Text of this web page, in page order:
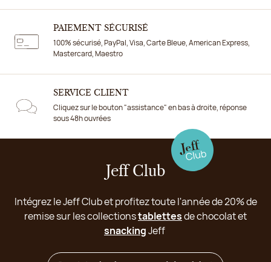
PAIEMENT SÉCURISÉ
100% sécurisé, PayPal, Visa, Carte Bleue, American Express,
Mastercard, Maestro
SERVICE CLIENT
Cliquez sur le bouton "assistance" en bas à droite, réponse
sous 48h ouvrées
Jeff Club
Intégrez le Jeff Club et profitez toute l'année de 20% de
remise sur les collectionstablettesde chocolat et
snackingJeff